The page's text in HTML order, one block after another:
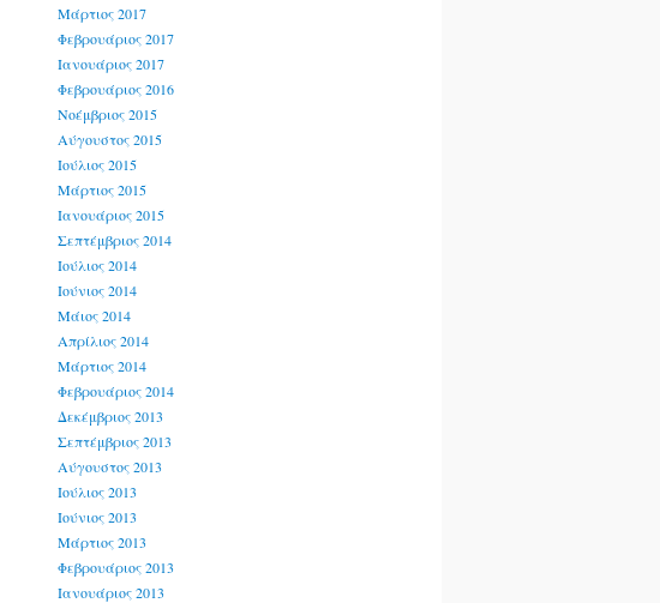
Μάρτιος 2017
Φεβρουάριος 2017
Ιανουάριος 2017
Φεβρουάριος 2016
Νοέμβριος 2015
Αύγουστος 2015
Ιούλιος 2015
Μάρτιος 2015
Ιανουάριος 2015
Σεπτέμβριος 2014
Ιούλιος 2014
Ιούνιος 2014
Μάιος 2014
Απρίλιος 2014
Μάρτιος 2014
Φεβρουάριος 2014
Δεκέμβριος 2013
Σεπτέμβριος 2013
Αύγουστος 2013
Ιούλιος 2013
Ιούνιος 2013
Μάρτιος 2013
Φεβρουάριος 2013
Ιανουάριος 2013